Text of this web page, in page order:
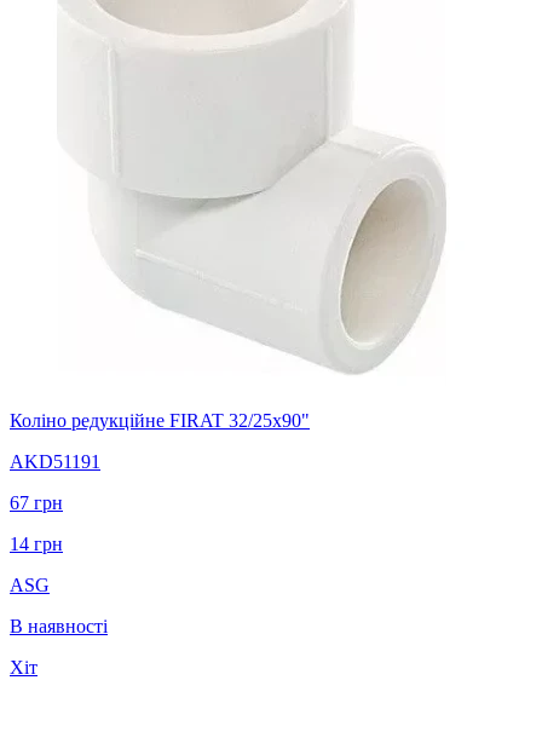
Коліно редукційне FIRAT 32/25х90"
AKD51191
67 грн
14 грн
ASG
В наявності
Хіт